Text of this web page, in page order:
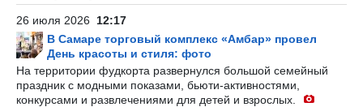
26 июля 2026 12:17
В Самаре торговый комплекс «Амбар» провел
День красоты и стиля: фото
На территории фудкорта развернулся большой семейный
праздник с модными показами, бьюти-активностями,
конкурсами и развлечениями для детей и взрослых.